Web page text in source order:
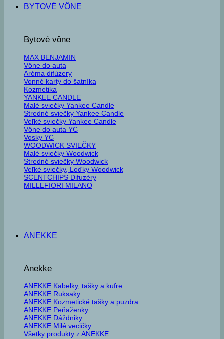
BYTOVÉ VÔNE
Bytové vône
MAX BENJAMIN
Vône do auta
Aróma difúzery
Vonné karty do šatníka
Kozmetika
YANKEE CANDLE
Malé sviečky Yankee Candle
Stredné sviečky Yankee Candle
Veľké sviečky Yankee Candle
Vône do auta YC
Vosky YC
WOODWICK SVIEČKY
Malé sviečky Woodwick
Stredné sviečky Woodwick
Veľké sviečky, Loďky Woodwick
SCENTCHIPS Difuzéry
MILLEFIORI MILANO
ANEKKE
Anekke
ANEKKE Kabelky, tašky a kufre
ANEKKE Ruksaky
ANEKKE Kozmetické tašky a puzdra
ANEKKE Peňaženky
ANEKKE Dáždniky
ANEKKE Milé vecičky
Všetky produkty z ANEKKE